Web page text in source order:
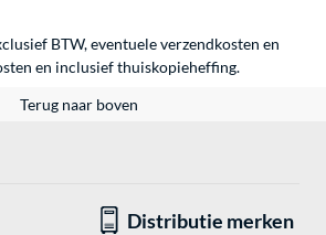
BTW, eventuele verzendkosten en
en inclusief thuiskopieheffing.
Terug naar boven
Distributie merken